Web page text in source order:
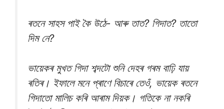
ৰতনে সাহস পাই কৈ উঠে- আৰু তাত? গিদাত? তাতো
দিম নে?
ভায়েকৰ মুখত গিদা শব্দটো শুনি দেহৰ গৰম বাঢ়ি যায়
ৰতিৰ। ইফালে মনে প্ৰাণে বিচাৰে তেওঁ, ভায়েক ৰতনে
গিদাতো মালিচ কৰি আৰাম দিয়ক। গতিকে না নকৰি